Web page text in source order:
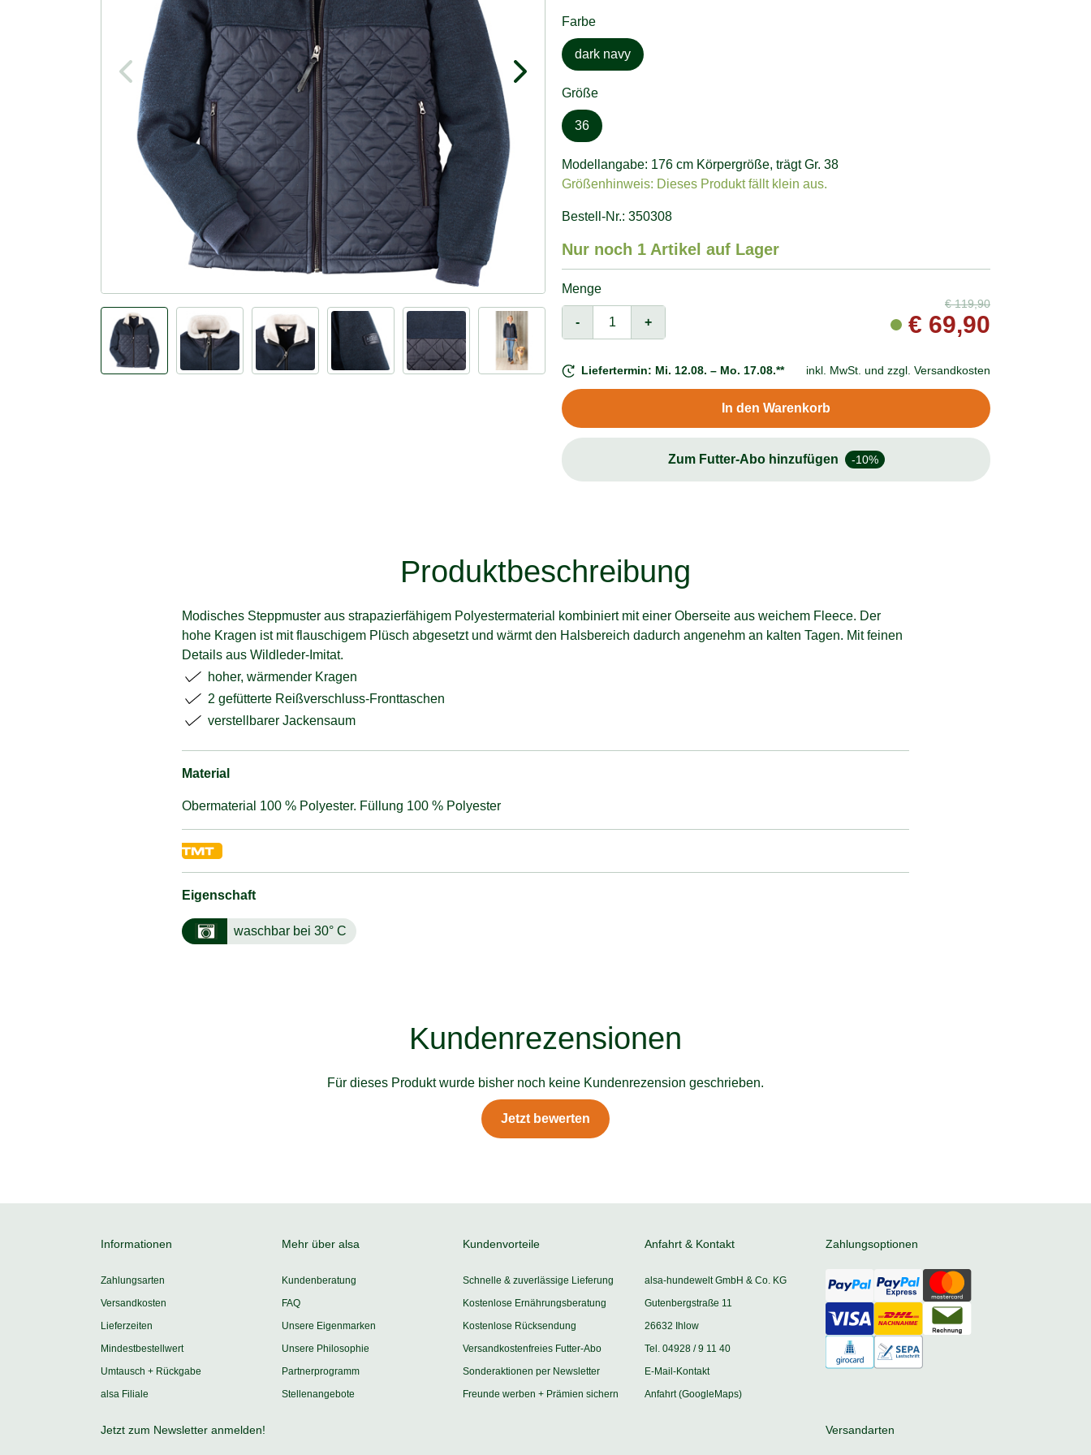
Farbe
dark navy
Größe
36
Modellangabe: 176 cm Körpergröße, trägt Gr. 38
Größenhinweis: Dieses Produkt fällt klein aus.
Bestell-Nr.: 350308
Nur noch 1 Artikel auf Lager
Menge
- +
€119,90
€ 69,90
inkl. MwSt. und zzgl. Versandkosten
Liefertermin: Mi. 12.08. – Mo. 17.08.**
In den Warenkorb
Zum Futter-Abo hinzufügen -10%
Produktbeschreibung
Modisches Steppmuster aus strapazierfähigem Polyestermaterial kombiniert mit einer Oberseite aus weichem Fleece. Der
hohe Kragen ist mit flauschigem Plüsch abgesetzt und wärmt den Halsbereich dadurch angenehm an kalten Tagen. Mit feinen
Details aus Wildleder-Imitat.
hoher, wärmender Kragen
2 gefütterte Reißverschluss-Fronttaschen
verstellbarer Jackensaum
Material
Obermaterial 100 % Polyester. Füllung 100 % Polyester
Eigenschaft
waschbar bei 30° C
Kundenrezensionen
Für dieses Produkt wurde bisher noch keine Kundenrezension geschrieben.
Jetzt bewerten
Informationen
Zahlungsarten
Versandkosten
Lieferzeiten
Mindestbestellwert
Umtausch + Rückgabe
alsa Filiale
Mehr über alsa
Kundenberatung
FAQ
Unsere Eigenmarken
Unsere Philosophie
Partnerprogramm
Stellenangebote
Kundenvorteile
Schnelle & zuverlässige Lieferung
Kostenlose Ernährungsberatung
Kostenlose Rücksendung
Versandkostenfreies Futter-Abo
Sonderaktionen per Newsletter
Freunde werben + Prämien sichern
Anfahrt & Kontakt
alsa-hundewelt GmbH & Co. KG
Gutenbergstraße 11
26632 Ihlow
Tel. 04928 / 9 11 40
E-Mail-Kontakt
Anfahrt (GoogleMaps)
Zahlungsoptionen
Versandarten
Jetzt zum Newsletter anmelden!